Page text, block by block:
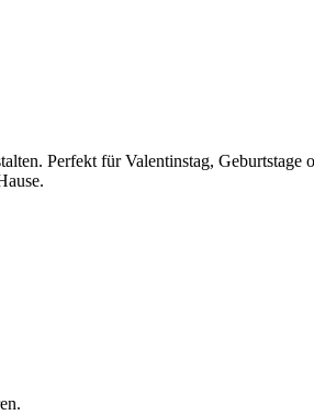
Perfekt für Valentinstag, Geburtstage